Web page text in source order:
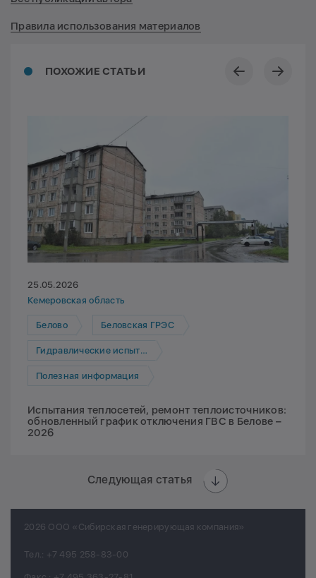
ПОХОЖИЕ СТАТЬИ
25.05.2026
Кемеровская область
Белово Беловская ГРЭС
Гидравлические испытания
Полезная информация
Испытания теплосетей, ремонт теплоисточников:
обновленный график отключения ГВС в Белове –
2026
Следующая статья
Правила использования материалов
2026 ООО «Сибирская генерирующая компания»
Тел.: +7 495 258-83-00